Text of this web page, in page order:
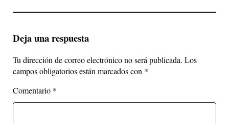
Deja una respuesta
Tu dirección de correo electrónico no será publicada. Los
campos obligatorios están marcados con *
Comentario *